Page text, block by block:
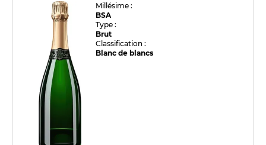
Millésime :
BSA
Type :
Brut
Classification :
Blanc de blancs